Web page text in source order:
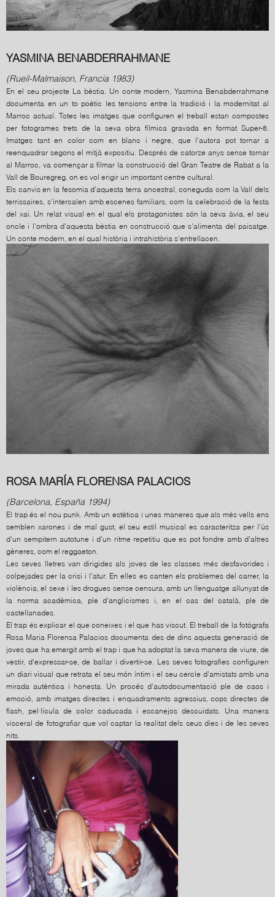
YASMINA BENABDERRAHMANE
(Rueil-Malmaison, Francia 1983)
En el seu projecte La bèstia. Un conte modern, Yasmina Benabderrahmane
documenta en un to poètic les tensions entre la tradició i la modernitat al
Marroc actual. Totes les imatges que configuren el treball estan compostes
per fotogrames trets de la seva obra fílmica gravada en format Super-8.
Imatges tant en color com en blanc i negre, que l'autora pot tornar a
reenquadrar segons el mitjà expositiu. Després de catorze anys sense tornar
al Marroc, va començar a filmar la construcció del Gran Teatre de Rabat a la
Vall de Bouregreg, on es vol erigir un important centre cultural.
Els canvis en la fesomia d'aquesta terra ancestral, coneguda com la Vall dels
terrissaires, s'intercalen amb escenes familiars, com la celebració de la festa
del xai. Un relat visual en el qual els protagonistes són la seva àvia, el seu
oncle i l'ombra d'aquesta bèstia en construcció que s'alimenta del paisatge.
Un conte modern, en el qual història i intrahistòria s'entrellacen.
ROSA MARÍA FLORENSA PALACIOS
(Barcelona, España 1994)
El trap és el nou punk. Amb un estètica i unes maneres que als més vells ens
semblen xarones i de mal gust, el seu estil musical es caracteritza per l'ús
d'un sempitern autotune i d'un ritme repetitiu que es pot fondre amb d’altres
gèneres, com el reggaeton.
Les seves lletres van dirigides als joves de les classes més desfavorides i
colpejades per la crisi i l'atur. En elles es canten els problemes del carrer, la
violència, el sexe i les drogues sense censura, amb un llenguatge allunyat de
la norma acadèmica, ple d'anglicismes i, en el cas del català, ple de
castellanades.
El trap és explicar el que coneixes i el que has viscut. El treball de la fotògrafa
Rosa Maria Florensa Palacios documenta des de dins aquesta generació de
joves que ha emergit amb el trap i que ha adoptat la seva manera de viure, de
vestir, d'expressar-se, de ballar i divertir-se. Les seves fotografies configuren
un diari visual que retrata el seu món íntim i el seu cercle d'amistats amb una
mirada autèntica i honesta. Un procés d'autodocumentació ple de caos i
emoció, amb imatges directes i enquadraments agressius, cops directes de
flash, pel·lícula de color caducada i escanejos descuidats. Una manera
visceral de fotografiar que vol captar la realitat dels seus dies i de les seves
nits.